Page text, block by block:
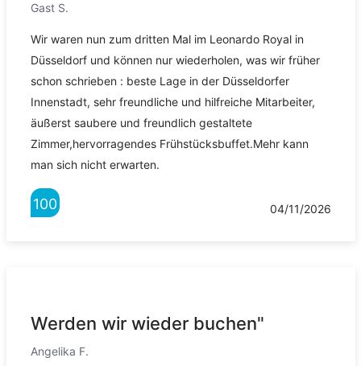
Gast S.
Wir waren nun zum dritten Mal im Leonardo Royal in
Düsseldorf und können nur wiederholen, was wir früher
schon schrieben : beste Lage in der Düsseldorfer
Innenstadt, sehr freundliche und hilfreiche Mitarbeiter,
äußerst saubere und freundlich gestaltete
Zimmer,hervorragendes Frühstücksbuffet.Mehr kann
man sich nicht erwarten.
100 04/11/2026
Werden wir wieder buchen"
Angelika F.